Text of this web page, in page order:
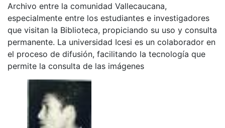
Archivo entre la comunidad Vallecaucana,
especialmente entre los estudiantes e investigadores
que visitan la Biblioteca, propiciando su uso y consulta
permanente. La universidad Icesi es un colaborador en
el proceso de difusión, facilitando la tecnología que
permite la consulta de las imágenes